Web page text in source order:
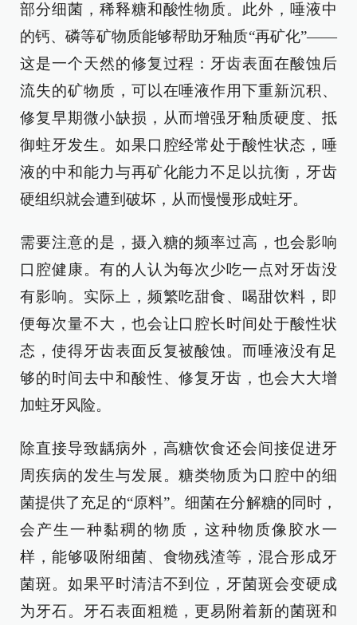
部分细菌，稀释糖和酸性物质。此外，唾液中
的钙、磷等矿物质能够帮助牙釉质“再矿化”——
这是一个天然的修复过程：牙齿表面在酸蚀后
流失的矿物质，可以在唾液作用下重新沉积、
修复早期微小缺损，从而增强牙釉质硬度、抵
御蛀牙发生。如果口腔经常处于酸性状态，唾
液的中和能力与再矿化能力不足以抗衡，牙齿
硬组织就会遭到破坏，从而慢慢形成蛀牙。
需要注意的是，摄入糖的频率过高，也会影响
口腔健康。有的人认为每次少吃一点对牙齿没
有影响。实际上，频繁吃甜食、喝甜饮料，即
便每次量不大，也会让口腔长时间处于酸性状
态，使得牙齿表面反复被酸蚀。而唾液没有足
够的时间去中和酸性、修复牙齿，也会大大增
加蛀牙风险。
除直接导致龋病外，高糖饮食还会间接促进牙
周疾病的发生与发展。糖类物质为口腔中的细
菌提供了充足的“原料”。细菌在分解糖的同时，
会产生一种黏稠的物质，这种物质像胶水一
样，能够吸附细菌、食物残渣等，混合形成牙
菌斑。如果平时清洁不到位，牙菌斑会变硬成
为牙石。牙石表面粗糙，更易附着新的菌斑和